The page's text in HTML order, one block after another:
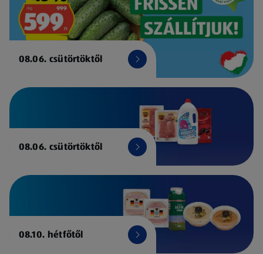
08.06. csütörtöktől
08.06. csütörtöktől
08.10. hétfőtől